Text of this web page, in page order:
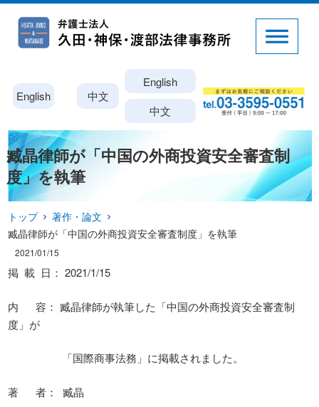
English 中文
English
中文
臧晶律師が「中国の外商投資安全審査制
度」を執筆
トップ
著作・論文
臧晶律師が「中国の外商投資安全審査制度」を執筆
2021/01/15
掲 載 日： 2021/1/15
内 容： 臧晶律師が執筆した「中国の外商投資安全審査制
度」が
「国際商事法務」に掲載されました。
著 者： 臧晶